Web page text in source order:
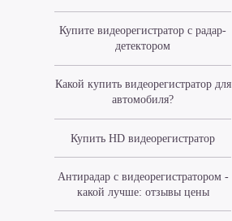
Купите видеорегистратор с радар-
детектором
Какой купить видеорегистратор для
автомобиля?
Купить HD видеорегистратор
Антирадар с видеорегистратором -
какой лучше: отзывы цены